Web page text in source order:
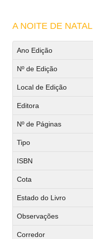
A NOITE DE NATAL
Ano Edição
Nº de Edição
Local de Edição
Editora
Nº de Páginas
Tipo
ISBN
Cota
Estado do Livro
Observações
Corredor